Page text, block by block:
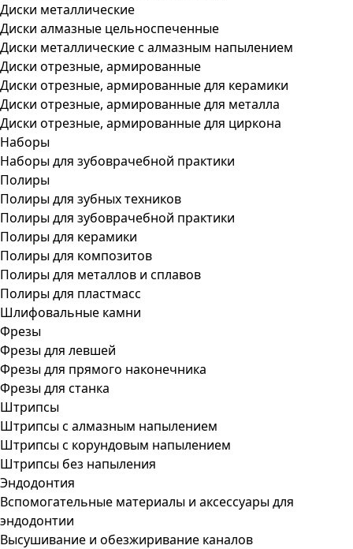
Диски металлические
Диски алмазные цельноспеченные
Диски металлические с алмазным напылением
Диски отрезные, армированные
Диски отрезные, армированные для керамики
Диски отрезные, армированные для металла
Диски отрезные, армированные для циркона
Наборы
Наборы для зубоврачебной практики
Полиры
Полиры для зубных техников
Полиры для зубоврачебной практики
Полиры для керамики
Полиры для композитов
Полиры для металлов и сплавов
Полиры для пластмасс
Шлифовальные камни
Фрезы
Фрезы для левшей
Фрезы для прямого наконечника
Фрезы для станка
Штрипсы
Штрипсы c алмазным напылением
Штрипсы c корундовым напылением
Штрипсы без напыления
Эндодонтия
Вспомогательные материалы и аксессуары для
эндодонтии
Высушивание и обезжиривание каналов